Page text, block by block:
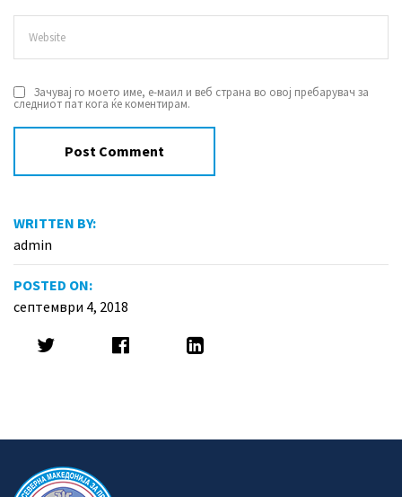
Зачувај го моето име, е-маил и веб страна во овој пребарувач за
следниот пат кога ќе коментирам.
WRITTEN BY:
admin
POSTED ON:
септември 4, 2018